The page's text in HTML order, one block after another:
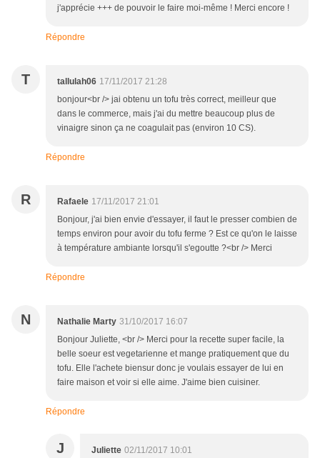
j'apprécie +++ de pouvoir le faire moi-même ! Merci encore !
Répondre
T tallulah06 17/11/2017 21:28
bonjour<br /> jai obtenu un tofu très correct, meilleur que
dans le commerce, mais j'ai du mettre beaucoup plus de
vinaigre sinon ça ne coagulait pas (environ 10 CS).
Répondre
R Rafaele 17/11/2017 21:01
Bonjour, j'ai bien envie d'essayer, il faut le presser combien de
temps environ pour avoir du tofu ferme ? Est ce qu'on le laisse
à température ambiante lorsqu'il s'egoutte ?<br /> Merci
Répondre
N Nathalie Marty 31/10/2017 16:07
Bonjour Juliette, <br /> Merci pour la recette super facile, la
belle soeur est vegetarienne et mange pratiquement que du
tofu. Elle l'achete biensur donc je voulais essayer de lui en
faire maison et voir si elle aime. J'aime bien cuisiner.
Répondre
J Juliette 02/11/2017 10:01